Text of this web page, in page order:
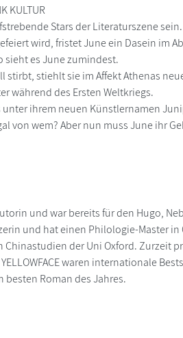
KULTUR
Stars der Literaturszene
wird, fristet June ein Dasein im
sieht es June zumindest.
stirbt, stiehlt sie im Affekt Athenas
während des Ersten Weltkriegs.
ihrem neuen Künstlernamen
von wem? Aber nun muss June ihr
und war bereits für den Hugo,
und hat einen Philologie-Master
der Uni Oxford. Zurzeit
waren internationale
Roman des Jahres.